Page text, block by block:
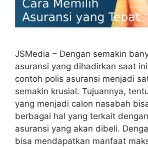
JSMedia – Dengan semakin
asuransi yang dihadirkan saat
contoh polis asuransi menjadi
semakin krusial. Tujuannya,
yang menjadi calon nasabah
berbagai hal yang terkait
asuransi yang akan dibeli.
bisa mendapatkan manfaat